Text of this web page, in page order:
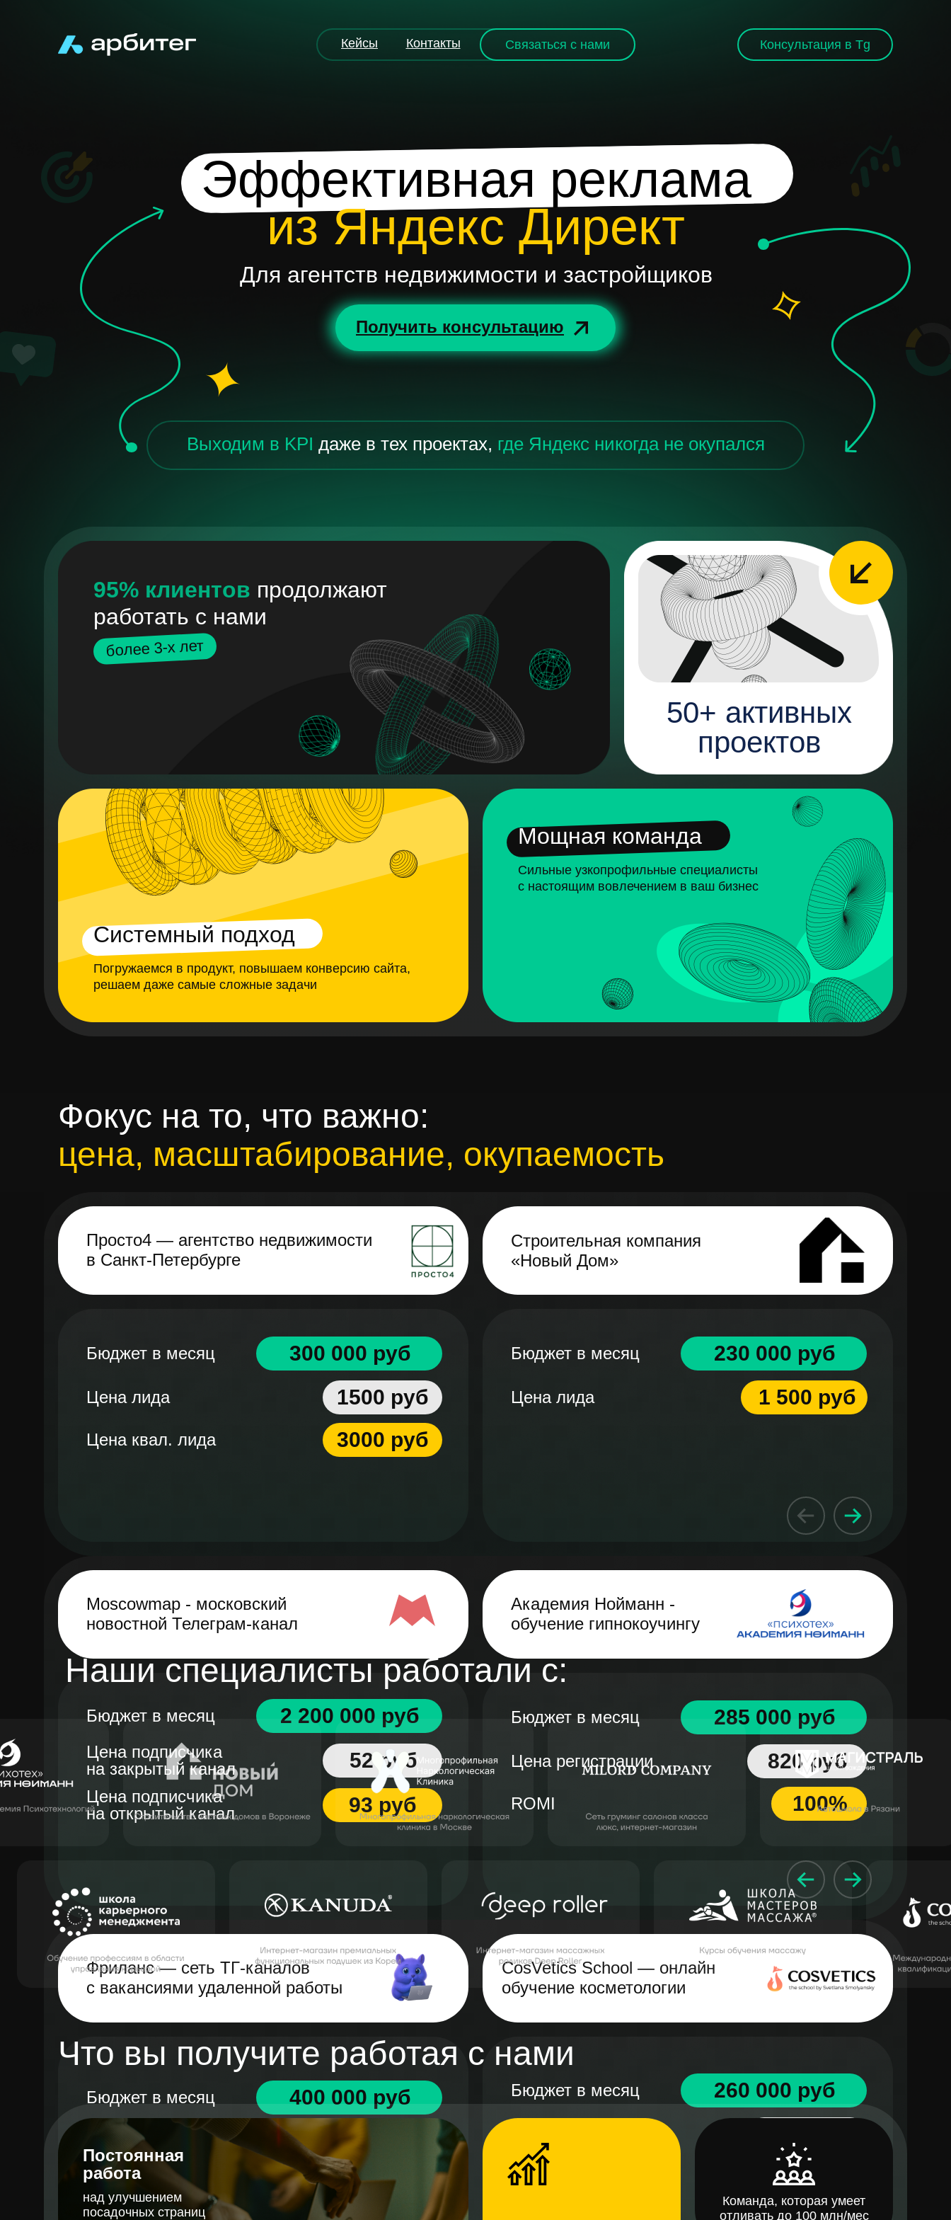
Связаться с нами
Кейсы Контакты Консультация в Tg
Выходим в KPI даже в тех проектах, где Яндекс никогда не окупался
Для агентств недвижимости и застройщиков
Эффективная реклама
из Яндекс Директ
Получить консультацию
50+ активных
проектов
Сильные узкопрофильные специалисты
с настоящим вовлечением в ваш бизнес
Мощная команда
Погружаемся в продукт, повышаем конверсию сайта,
решаем даже самые сложные задачи
Системный подход
95% клиентов продолжают
работать с нами
более 3-х лет
Фокус на то, что важно:
цена, масштабирование, окупаемость
300 000 руб
Бюджет в месяц
1500 руб
Цена лида
3000 руб
Цена квал. лида
Просто4 — агентство недвижимости
в Санкт-Петербурге
230 000 руб
Бюджет в месяц
1 500 руб
Цена лида
Строительная компания
«Новый Дом»
2 200 000 руб
Бюджет в месяц
52 руб
Цена подписчика
на закрытый канал
93 руб
Цена подписчика
на открытый канал
Moscowmap - московский
новостной Телеграм-канал
285 000 руб
Бюджет в месяц
820 руб
Цена регистрации
100%
ROMI
Академия Нойманн -
обучение гипнокоучингу
400 000 руб
Бюджет в месяц
23 руб
Цена подписчика
на закрытый канал
Фриланс — сеть ТГ-каналов
с вакансиями удаленной работы
Бюджет в месяц
260 000 руб
120%
ROMI
CosVetics School — онлайн
обучение косметологии
Наши специалисты работали с:
Команда, которая умеет
отливать до 100 млн/мес
над улучшением
посадочных страниц
Постоянная
работа
Что вы получите работая с нами